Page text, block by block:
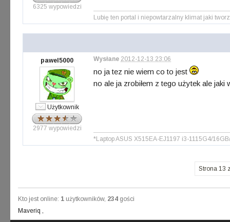
6325 wypowiedzi
Lubię ten portal i niepowtarzalny klimat jaki
pawel5000
Użytkownik
2977 wypowiedzi
Wysłane 2012-12-13 23:06
no ja tez nie wiem co to jest
no ale ja zrobiłem z tego użytek ale
*Laptop ASUS X515EA-EJ1197 i3-1115G4/
Strona 13
Kto jest online: 1 użytkowników, 234 gości
Maveriq ,